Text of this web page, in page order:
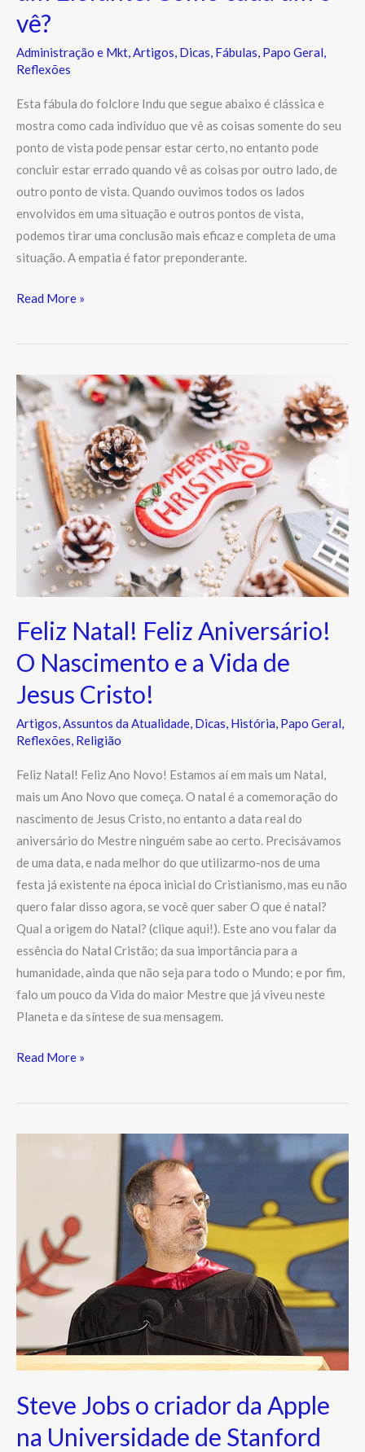
vê?
Administração e Mkt,Artigos, Dicas, Fábulas, Papo Geral,
Reflexões
Esta fábula do folclore Indu que segue abaixo é clássica e
mostra como cada indivíduo que vê as coisas somente do seu
ponto de vista pode pensar estar certo, no entanto pode
concluir estar errado quando vê as coisas por outro lado, de
outro ponto de vista. Quando ouvimos todos os lados
envolvidos em uma situação e outros pontos de vista,
podemos tirar uma conclusão mais eficaz e completa de uma
situação. A empatia é fator preponderante.
Read More »
Feliz Natal! Feliz Aniversário!
O Nascimento e a Vida de
Jesus Cristo!
Artigos,Assuntos da Atualidade, Dicas, História, Papo Geral,
Reflexões, Religião
Feliz Natal! Feliz Ano Novo! Estamos aí em mais um Natal,
mais um Ano Novo que começa. O natal é a comemoração do
nascimento de Jesus Cristo, no entanto a data real do
aniversário do Mestre ninguém sabe ao certo. Precisávamos
de uma data, e nada melhor do que utilizarmo-nos de uma
festa já existente na época inicial do Cristianismo, mas eu não
quero falar disso agora, se você quer saber O que é natal?
Qual a origem do Natal? (clique aqui!). Este ano vou falar da
essência do Natal Cristão; da sua importância para a
humanidade, ainda que não seja para todo o Mundo; e por fim,
falo um pouco da Vida do maior Mestre que já viveu neste
Planeta e da síntese de sua mensagem.
Feliz
Natal!
Feliz
Aniversário!
Nascimento
Vida
Cristo!
Read More »
Steve Jobs o criador da Apple
na Universidade de Stanford
Apple
na
Universidade
de
Stanford